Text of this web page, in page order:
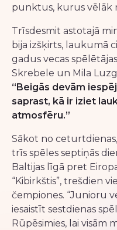
punktus, kurus vēlāk
Trīsdesmit astotajā
bija izšķirts, laukumā
gadus vecas
Skrebele un Mila
“Beigās devām
saprast, kā ir iziet
atmosfēru.”
Sākot no
trīs spēles septiņās
Baltijas līgā pret
“Kibirkštis”, trešdien
čempiones. “Junioru
iesaistīt sestdienas
Rūpēsimies, lai